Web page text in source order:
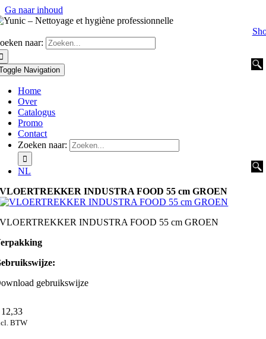
Ga naar inhoud
naar:
Navigation
Home
Over
Catalogus
Promo
Contact
Zoeken naar:
NL
VLOERTREKKER INDUSTRA FOOD 55 cm GROEN
VLOERTREKKER INDUSTRA FOOD 55 cm GROEN
gebruikswijze
BTW